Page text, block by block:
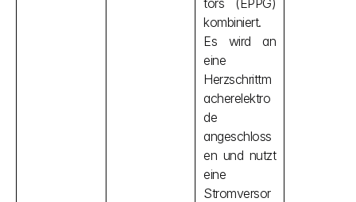
tors (EPPG)
kombiniert.
Es wird an
eine
Herzschrittm
acherelektro
de
angeschloss
en und nutzt
eine
Stromversor